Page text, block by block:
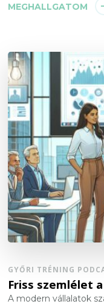
MEGHALLGATOM
GYŐRI TRÉNING
Friss szemlélet
A modern vállalatok